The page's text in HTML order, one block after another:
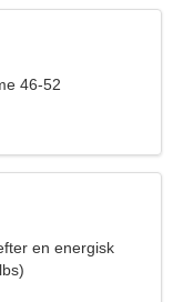
46-52
en energisk